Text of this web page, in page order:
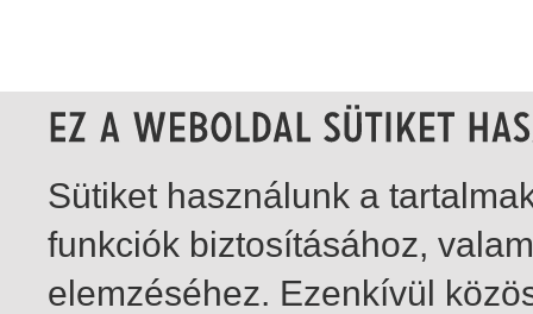
Sütiket használunk a
funkciók biztosításához,
elemzéséhez. Ezenkívül